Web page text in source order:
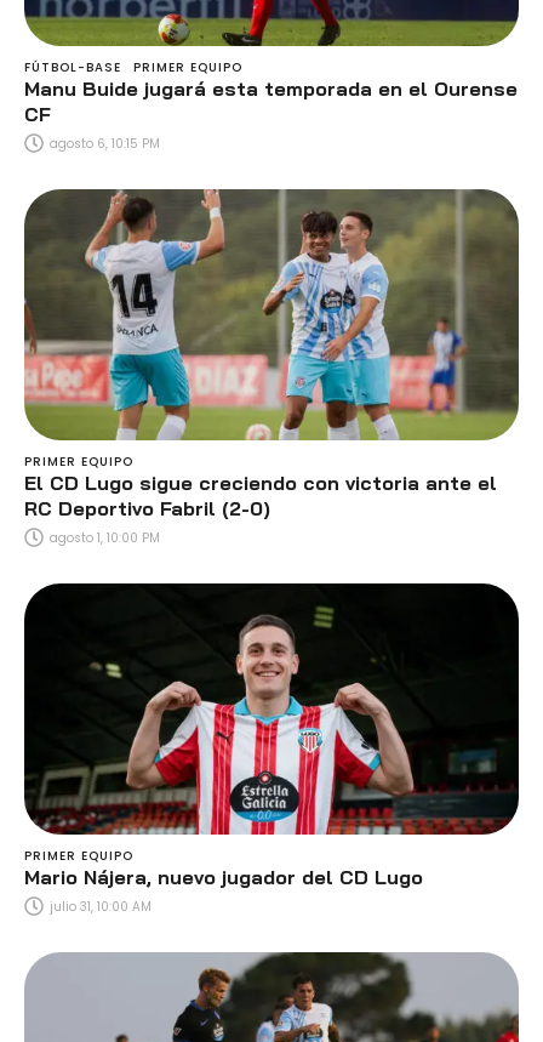
FÚTBOL-BASE PRIMER EQUIPO
Manu Buide jugará esta temporada en el Ourense
CF
agosto 6, 10:15 PM
PRIMER EQUIPO
El CD Lugo sigue creciendo con victoria ante el
RC Deportivo Fabril (2-0)
agosto 1, 10:00 PM
PRIMER EQUIPO
Mario Nájera, nuevo jugador del CD Lugo
julio 31, 10:00 AM